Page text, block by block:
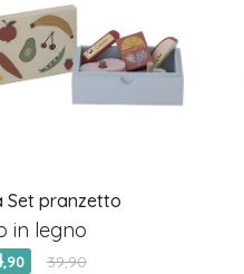
Set pranzetto
in legno
,90 39,90